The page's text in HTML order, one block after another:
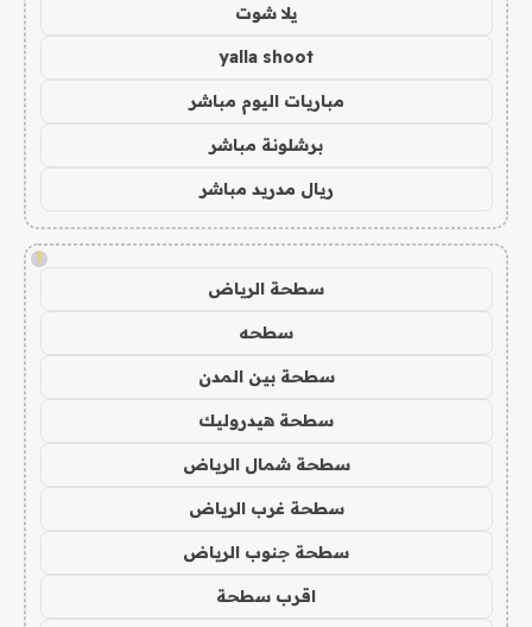
يلا شوت
yalla shoot
مباريات اليوم مباشر
برشلونة مباشر
ريال مدريد مباشر
!
سطحة الرياض
سطحه
سطحة بين المدن
سطحة هيدروليك
سطحة شمال الرياض
سطحة غرب الرياض
سطحة جنوب الرياض
اقرب سطحة